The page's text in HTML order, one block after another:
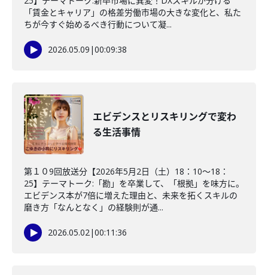
「賃金とキャリア」の格差労働市場の大きな変化と、私た
ちが今すぐ始めるべき行動について凝...
2026.05.09 |00:09:38
エビデンスとリスキリングで変わ
る生活事情
第１０9回放送分【2026年5月2日（土）18：10～18：
25】テーマトーク:「勘」を卒業して、「根拠」を味方に。
エビデンス本が7倍に増えた理由と、未来を拓くスキルの
磨き方「なんとなく」の経験則が通...
2026.05.02|00:11:36